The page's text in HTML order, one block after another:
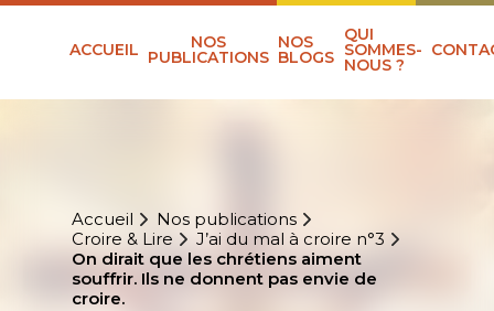
ACCUEIL NOS
PUBLICATIONS
NOS
BLOGS
QUI
SOMMES-
NOUS ?
Accueil
Nos publications
Croire & Lire
J’ai du mal à croire n°3
On dirait que les chrétiens aiment
souffrir. Ils ne donnent pas envie de
croire.